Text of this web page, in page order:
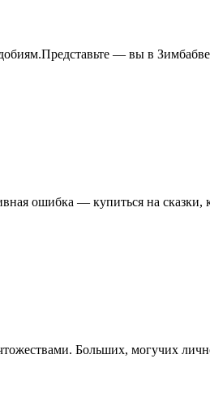
— вы в
ошибка — купиться на
Больших, могучих